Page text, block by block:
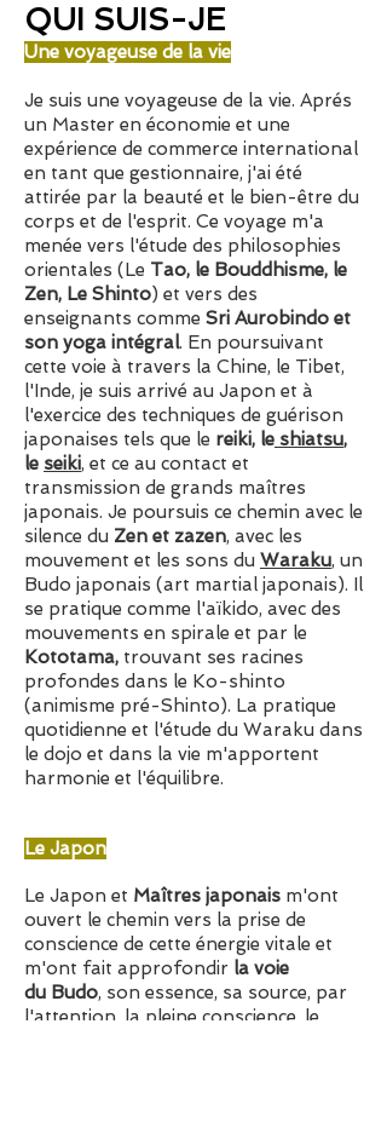
QUI SUIS-JE
Une voyageuse de la vie​
Je suis une voyageuse de la vie. Aprés
un Master en économie et une
expérience de commerce international
en tant que gestionnaire, j'ai été
attirée par la beauté et le bien-être du
corps et de l'esprit. Ce voyage m'a
menée vers l'étude des philosophies
orientales (Le Tao, le Bouddhisme, le
Zen, Le Shinto) et vers des
enseignants comme Sri Aurobindo et
son yoga intégral. En poursuivant
cette voie à travers la Chine, le Tibet,
l'Inde, je suis arrivé au Japon et à
l'exercice des techniques de guérison
japonaises tels que le reiki, le shiatsu,
le seiki, et ce au contact et
transmission de grands maîtres
japonais. Je poursuis ce chemin avec le
silence du Zen et zazen, avec les
mouvement et les sons du Waraku, un
Budo japonais (art martial japonais). Il
se pratique comme l'aïkido, avec des
mouvements en spirale et par le
Kototama, trouvant ses racines
profondes dans le Ko-shinto
(animisme pré-Shinto). La pratique
quotidienne et l'étude du Waraku dans
le dojo et dans la vie m'apportent
harmonie et l'équilibre.
Le Japon
Le Japon et Maîtres japonais m'ont
ouvert le chemin vers la prise de
conscience de cette énergie vitale et
m'ont fait approfondir la voie
du Budo, son essence, sa source, par
l'attention , la pleine conscience, le